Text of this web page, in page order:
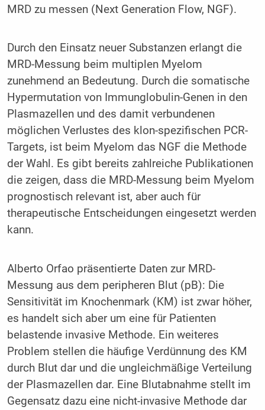
MRD zu messen (Next Generation Flow, NGF).
Durch den Einsatz neuer Substanzen erlangt die
MRD-Messung beim multiplen Myelom
zunehmend an Bedeutung. Durch die somatische
Hypermutation von Immunglobulin-Genen in den
Plasmazellen und des damit verbundenen
möglichen Verlustes des klon-spezifischen PCR-
Targets, ist beim Myelom das NGF die Methode
der Wahl. Es gibt bereits zahlreiche Publikationen
die zeigen, dass die MRD-Messung beim Myelom
prognostisch relevant ist, aber auch für
therapeutische Entscheidungen eingesetzt werden
kann.
Alberto Orfao präsentierte Daten zur MRD-
Messung aus dem peripheren Blut (pB): Die
Sensitivität im Knochenmark (KM) ist zwar höher,
es handelt sich aber um eine für Patienten
belastende invasive Methode. Ein weiteres
Problem stellen die häufige Verdünnung des KM
durch Blut dar und die ungleichmäßige Verteilung
der Plasmazellen dar. Eine Blutabnahme stellt im
Gegensatz dazu eine nicht-invasive Methode dar